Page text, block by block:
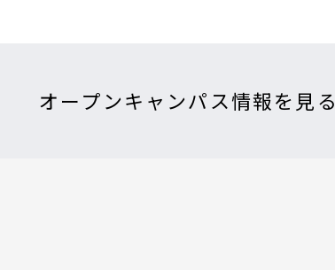
オープンキャンパス情報を見る